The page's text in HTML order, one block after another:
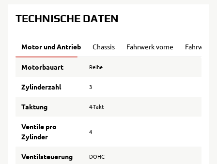
TECHNISCHE DATEN
Motor und Antrieb Chassis Fahrwerk vorne Fahrwerk
Motorbauart Reihe
Zylinderzahl 3
Taktung 4-Takt
Ventile pro
Zylinder
4
Ventilsteuerung DOHC